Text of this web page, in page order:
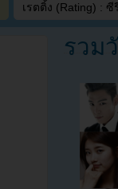
เรตติ้ง (Rating) : ซี
รวม